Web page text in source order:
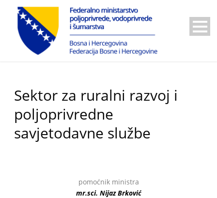
Sektor za ruralni razvoj i
poljoprivredne
savjetodavne službe
pomoćnik ministra
mr.sci. Nijaz Brković